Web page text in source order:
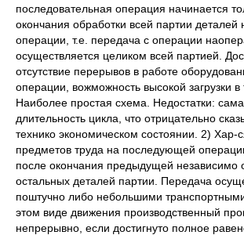
последовательная операция начинается
окончания обработки всей партии
операции, т.е. передача с операции
осуществляется целиком всей партией.
отсутствие перерывов в работе
операции, вожможность высокой загрузки
Наиболее простая схема. Недостатки:
длительность цикла, что отрицательно
технико экономическом состоянии. 2) Хар-
предметов труда на последующей
после окончания предыдущей независимо
остальных деталей партии. Передача
поштучно либо небольшими
этом виде движения производственный
непрерывно, если достигнуто полное